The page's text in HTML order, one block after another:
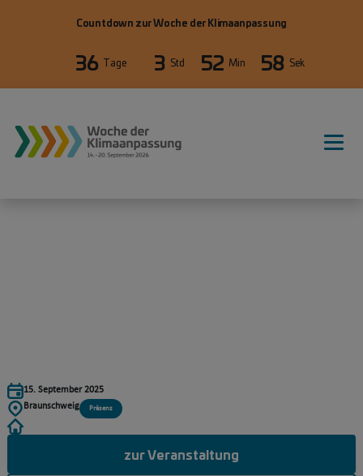
Countdown zur Woche der Klimaanpassung
36 Tage 3 Std 52 Min 58 Sek
15. September 2025
Braunschweig
Präsenz
zur Veranstaltung